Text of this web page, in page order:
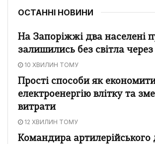
ОСТАННІ НОВИНИ
На Запоріжжі два населені
залишились без світла
10 ХВИЛИН ТОМУ
Прості способи як
електроенергію влітку та
витрати
12 ХВИЛИН ТОМУ
Командира артилерійського